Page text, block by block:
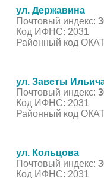
ул. Державина
Почтовый индекс:
Код ИФНС: 2031
Районный код
ул. Заветы
Почтовый индекс:
Код ИФНС: 2031
Районный код
ул. Кольцова
Почтовый индекс:
Код ИФНС: 2031